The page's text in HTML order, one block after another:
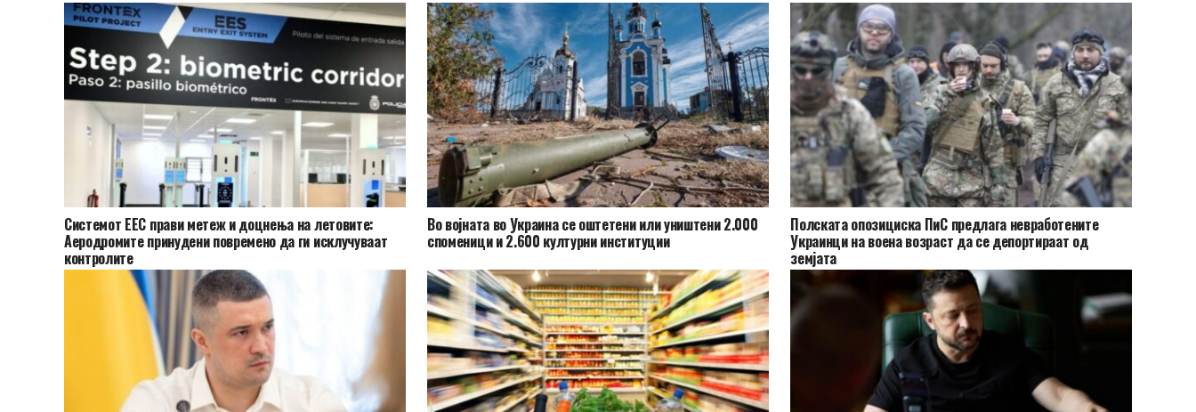
Системот ЕЕС прави метеж и доцнења на летовите:
Аеродромите принудени повремено да ги исклучуваат
контролите
Во војната во Украина се оштетени или уништени 2.000
споменици и 2.600 културни институции
Полската опозициска ПиС предлага невработените
Украинци на воена возраст да се депортираат од
земјата